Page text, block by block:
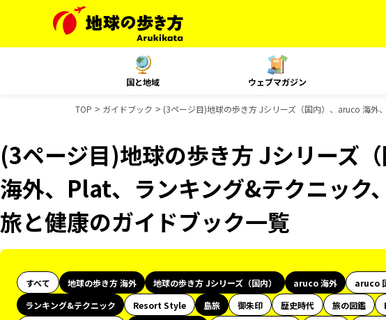
国と地域 ウェブマガジン
TOP ガイドブック (3ページ目)地球の歩き方 Jシリーズ（国内）、aruco 海外
(3ページ目)地球の歩き方 Jシリーズ
海外、Plat、ランキング&テクニック
旅と健康のガイドブック一覧
すべて 地球の歩き方 海外 地球の歩き方 Jシリーズ（国内） aruco 海外 aruco
ランキング&テクニック
Resort Style 島旅 御朱印 歴史時代 旅の図鑑